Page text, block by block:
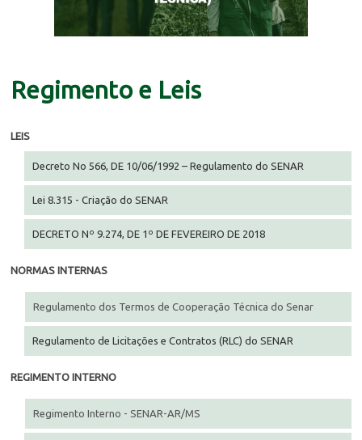
Regimento e Leis
LEIS
Decreto No 566, DE 10/06/1992 – Regulamento do SENAR
Lei 8.315 - Criação do SENAR
DECRETO Nº 9.274, DE 1º DE FEVEREIRO DE 2018
NORMAS INTERNAS
Regulamento dos Termos de Cooperação Técnica do Senar
Regulamento de Licitações e Contratos (RLC) do SENAR
REGIMENTO INTERNO
Regimento Interno - SENAR-AR/MS